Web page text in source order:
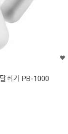
취기 PB-1000